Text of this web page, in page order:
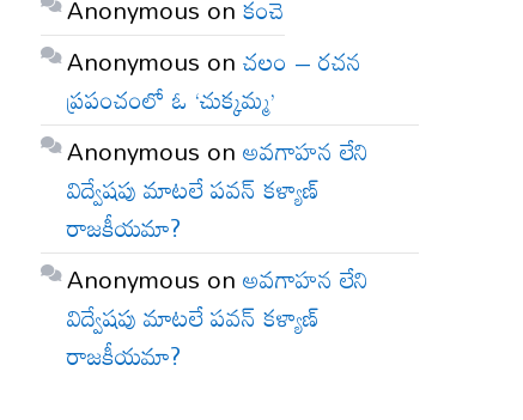
Anonymous onచలం – రచన
ప్రపంచంలో ఓ ‘చుక్కమ్మ’
Anonymous onఅవగాహన లేని
విద్వేషపు మాటలే పవన్ కళ్యాణ్
రాజకీయమా?
Anonymous onఅవగాహన లేని
విద్వేషపు మాటలే పవన్ కళ్యాణ్
రాజకీయమా?